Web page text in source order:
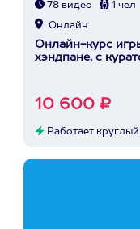
78 видео 1 чел
Онлайн
Онлайн-курс
хэндпане, с
10 600 ₽
Работает